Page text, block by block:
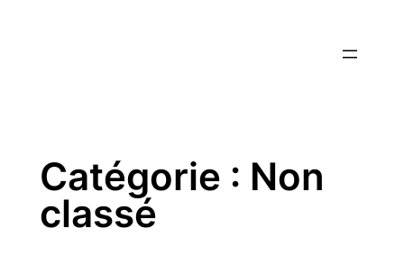
Catégorie : Non
classé